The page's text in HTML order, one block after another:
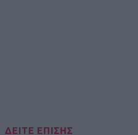
ΔΕΙΤΕ ΕΠΙΣΗΣ